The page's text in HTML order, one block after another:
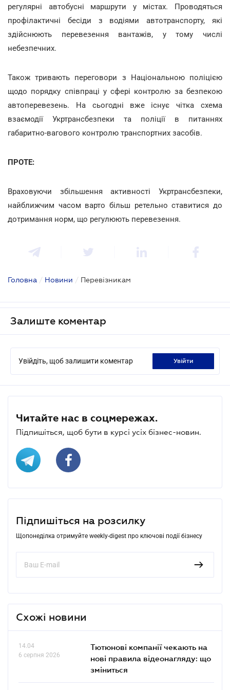
регулярні автобусні маршрути у містах. Проводяться
профілактичні бесіди з водіями автотранспорту, які
здійснюють перевезення вантажів, у тому числі
небезпечних.
Також тривають переговори з Національною поліцією
щодо порядку співпраці у сфері контролю за безпекою
автоперевезень. На сьогодні вже існує чітка схема
взаємодії Укртрансбезпеки та поліції в питаннях
габаритно-вагового контролю транспортних засобів.
ПРОТЕ:
Враховуючи збільшення активності Укртрансбезпеки,
найближчим часом варто більш ретельно ставитися до
дотримання норм, що регулюють перевезення.
Головна / Новини / Перевізникам
Залиште коментар
Увійдіть, щоб залишити коментар увійти
Читайте нас в соцмережах.
Підпишіться, щоб бути в курсі усіх бізнес-новин.
Підпишіться на розсилку
Щопонеділка отримуйте weekly-digest про ключові події бізнесу
Схожі новини
14.04
6 серпня 2026
Тютюнові компанії чекають на
нові правила відеонагляду: що
зміниться